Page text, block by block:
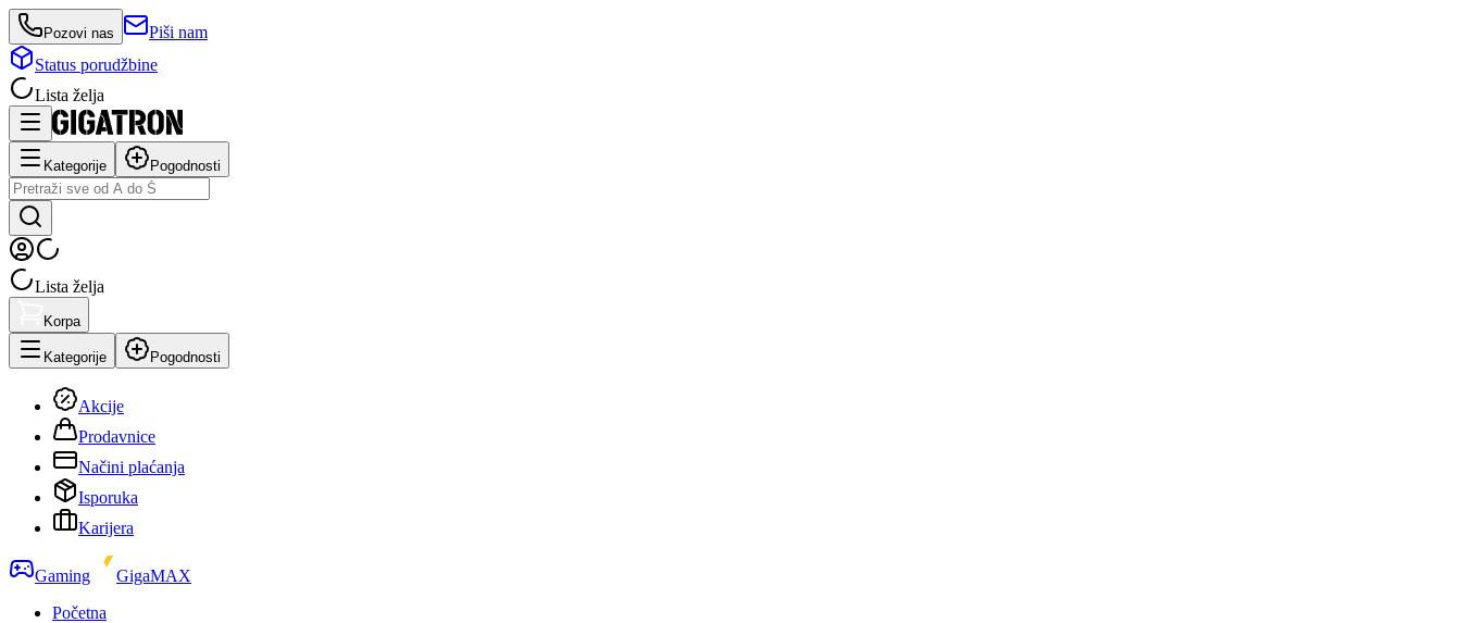
Pozovi nas
Piši nam
Status porudžbine
Lista želja
Kategorije Pogodnosti
Lista želja
Korpa
Kategorije Pogodnosti
Akcije
Prodavnice
Načini plaćanja
Isporuka
Karijera
Gaming
GigaMAX
Početna